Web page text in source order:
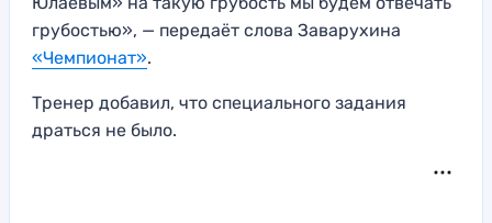
грубостью», — передаёт слова Заварухина
«Чемпионат».
Тренер добавил, что специального задания
драться не было.